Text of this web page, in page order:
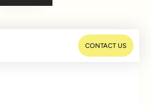
CONTACT US